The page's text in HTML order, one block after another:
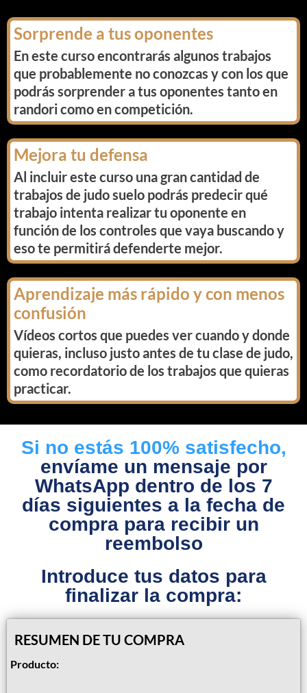
Sorprende a tus oponentes
En este curso encontrarás algunos trabajos
que probablemente no conozcas y con los que
podrás sorprender a tus oponentes tanto en
randori como en competición.
Mejora tu defensa
Al incluir este curso una gran cantidad de
trabajos de judo suelo podrás predecir qué
trabajo intenta realizar tu oponente en
función de los controles que vaya buscando y
eso te permitirá defenderte mejor.
Aprendizaje más rápido y con menos
confusión
Vídeos cortos que puedes ver cuando y donde
quieras, incluso justo antes de tu clase de judo,
como recordatorio de los trabajos que quieras
practicar.
Si no estás 100% satisfecho,
envíame un mensaje por
WhatsApp dentro de los 7
días siguientes a la fecha de
compra para recibir un
reembolso
Introduce tus datos para
finalizar la compra:
RESUMEN DE TU COMPRA
Producto: